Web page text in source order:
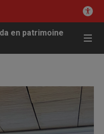
en patrimoine